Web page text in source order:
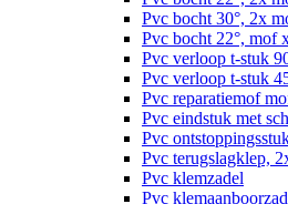
Pvc bocht 30°, 2x
Pvc bocht 22°, mof
Pvc verloop t-stuk
Pvc verloop t-stuk
Pvc reparatiemof
Pvc eindstuk met
Pvc
Pvc terugslagklep,
Pvc klemzadel
Pvc